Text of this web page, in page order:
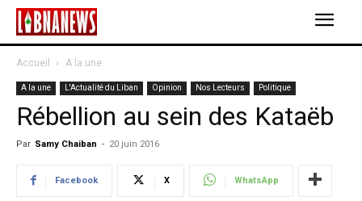
Accueil A la une
A la une L'Actualité du Liban Opinion Nos Lecteurs Politique
Rébellion au sein des Kataëb
Par Samy Chaiban - 20 juin 2016
Facebook X WhatsApp